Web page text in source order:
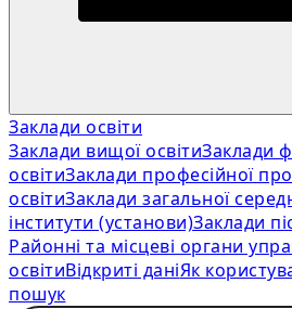
Заклади освіти
Заклади вищої освітиЗаклади
освітиЗаклади професійної
освітиЗаклади загальної
інститути (установи)Заклади
Районні та місцеві органи
освітиВідкриті даніЯк
пошук